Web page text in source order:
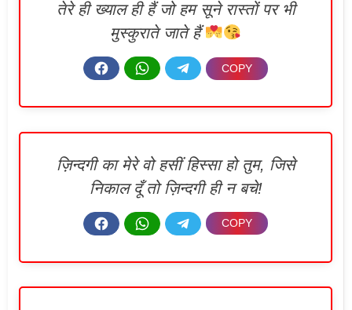
तेरे ही ख्याल ही हैं जो हम सूने रास्तों पर भी
मुस्कुराते जाते हैं
ज़िन्दगी का मेरे वो हसीं हिस्सा हो तुम, जिसे
निकाल दूँ तो ज़िन्दगी ही न बचे!